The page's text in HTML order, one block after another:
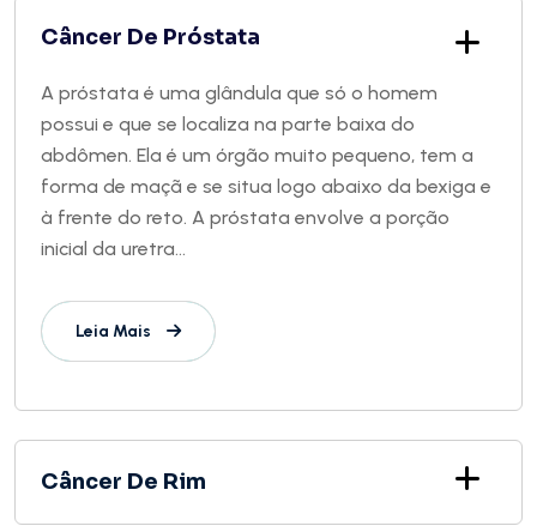
Câncer De Próstata
A próstata é uma glândula que só o homem
possui e que se localiza na parte baixa do
abdômen. Ela é um órgão muito pequeno, tem a
forma de maçã e se situa logo abaixo da bexiga e
à frente do reto. A próstata envolve a porção
inicial da uretra...
Leia Mais
Câncer De Rim